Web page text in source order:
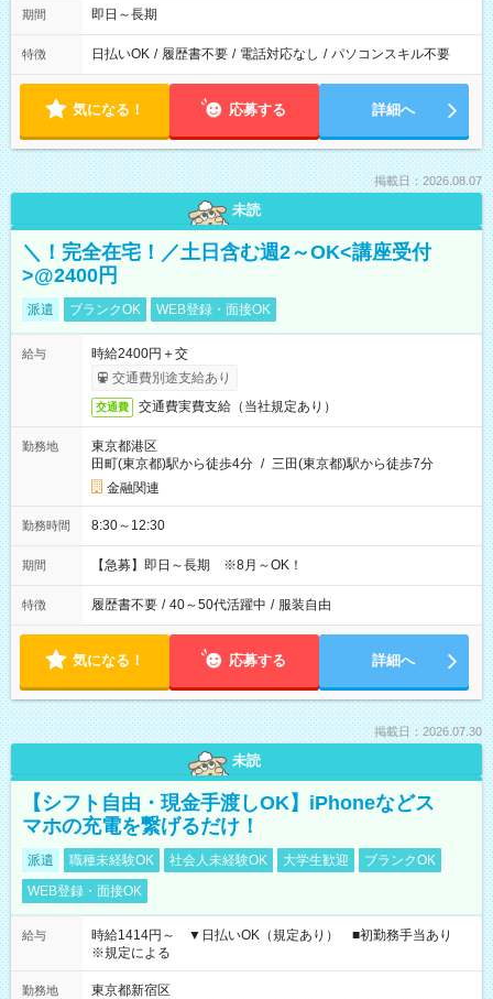
期間 即日～長期
特徴 日払いOK / 履歴書不要 / 電話対応なし / パソコンスキル不要
気になる！ 応募する 詳細へ
掲載日：2026.08.07
未読
＼！完全在宅！／土日含む週2～OK<講座受付
>@2400円
派遣 ブランクOK WEB登録・面接OK
給与
時給2400円＋交
交通費別途支給あり
交通費 交通費実費支給（当社規定あり）
勤務地
東京都港区
田町(東京都)駅から徒歩4分 / 三田(東京都)駅から徒歩7分
金融関連
勤務時間 8:30～12:30
期間 【急募】即日～長期 ※8月～OK！
特徴 履歴書不要 / 40～50代活躍中 / 服装自由
気になる！ 応募する 詳細へ
掲載日：2026.07.30
未読
【シフト自由・現金手渡しOK】iPhoneなどス
マホの充電を繋げるだけ！
派遣 職種未経験OK 社会人未経験OK 大学生歓迎
ブランクOK
WEB登録・面接OK
給与
時給1414円～ ▼日払いOK（規定あり） ■初勤務手当あり
※規定による
勤務地
東京都新宿区